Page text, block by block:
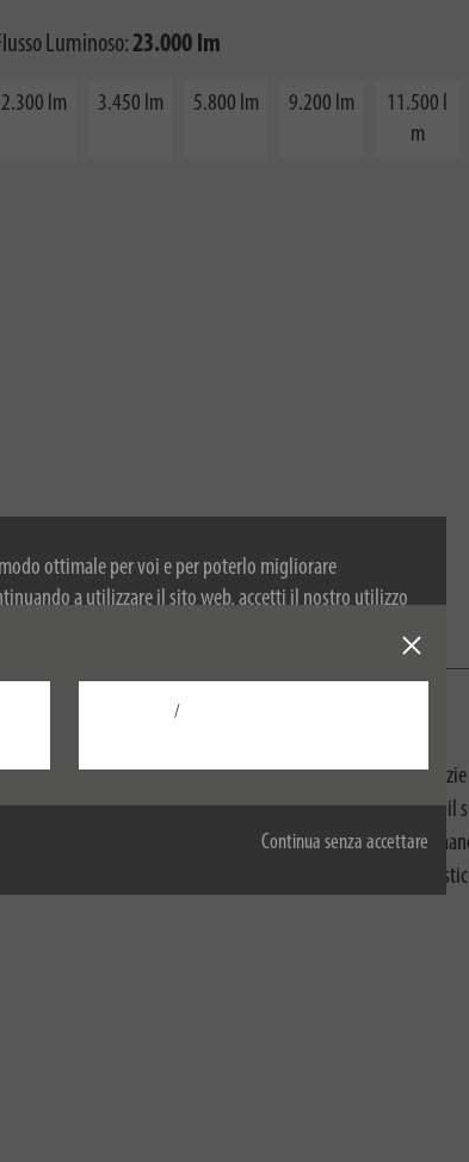
ottimale per voi e per poterlo migliorare
a utilizzare il sito web, accetti il nostro utilizzo
si prega di consultare la nostra politica sulla
Continua senza accettare
/
Luminoso:23.000 lm
2.300 lm 3.450 lm 5.800 lm 9.200 lm
11.500 l
m
potenza di 200W che soddisfa le esigenze più elevate.
aree esterne. Il Faro LED per esterni convince anche per il
della luce per l'illuminazione di grandi superfici.
Inoltre, il Faro LED convince per le seguenti